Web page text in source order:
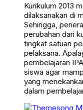
Kurikulum 2013
dilaksanakan di
Sehingga,
perubahan dari
tingkat satuan
pelaksana.
pembelajaran
siswa agar
yang
dalam